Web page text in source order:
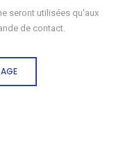
seront utilisées qu'aux
de contact.